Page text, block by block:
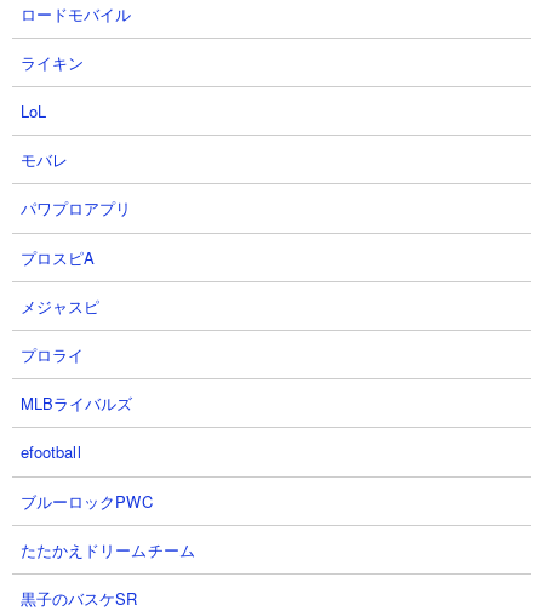
かさじぞう、覚醒ムートをアタッカーとしてガンガン攻め込んで
います。
ロードモバイル
ライキン
LoL
モバレ
パワプロアプリ
プロスピA
メジャスピ
プロライ
MLBライバルズ
efootball
ブルーロックPWC
たたかえドリームチーム
黒子のバスケSR